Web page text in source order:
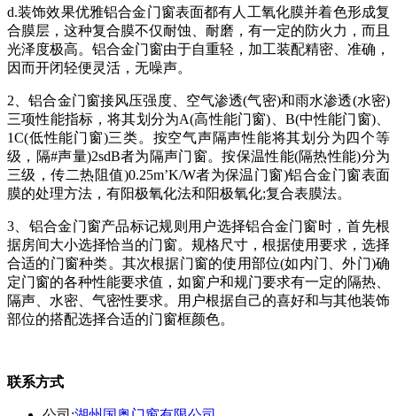
d.装饰效果优雅铝合金门窗表面都有人工氧化膜并着色形成复
合膜层，这种复合膜不仅耐蚀、耐磨，有一定的防火力，而且
光泽度极高。铝合金门窗由于自重轻，加工装配精密、准确，
因而开闭轻便灵活，无噪声。
2、铝合金门窗接风压强度、空气渗透(气密)和雨水渗透(水密)
三项性能指标，将其划分为A(高性能门窗)、B(中性能门窗)、
1C(低性能门窗)三类。按空气声隔声性能将其划分为四个等
级，隔#声量)2sdB者为隔声门窗。按保温性能(隔热性能)分为
三级，传二热阻值)0.25m’K/W者为保温门窗)铝合金门窗表面
膜的处理方法，有阳极氧化法和阳极氧化;复合表膜法。
3、铝合金门窗产品标记规则用户选择铝合金门窗时，首先根
据房间大小选择恰当的门窗。规格尺寸，根据使用要求，选择
合适的门窗种类。其次根据门窗的使用部位(如内门、外门)确
定门窗的各种性能要求值，如窗户和规门要求有一定的隔热、
隔声、水密、气密性要求。用户根据自己的喜好和与其他装饰
部位的搭配选择合适的门窗框颜色。
联系方式